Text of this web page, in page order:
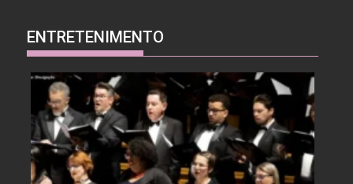
ENTRETENIMENTO